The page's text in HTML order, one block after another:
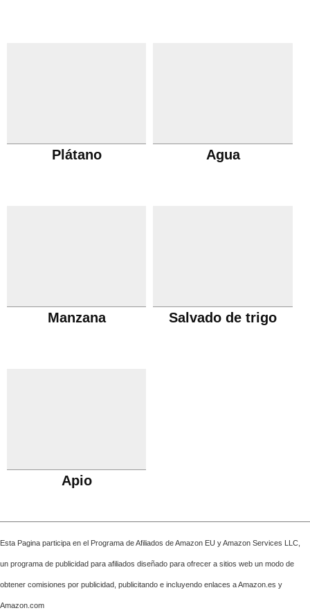
Plátano Agua
Manzana Salvado de trigo
Apio
Esta Pagina participa en el Programa de Afiliados de Amazon EU y Amazon Services LLC,
un programa de publicidad para afiliados diseñado para ofrecer a sitios web un modo de
obtener comisiones por publicidad, publicitando e incluyendo enlaces a Amazon.es y
Amazon.com